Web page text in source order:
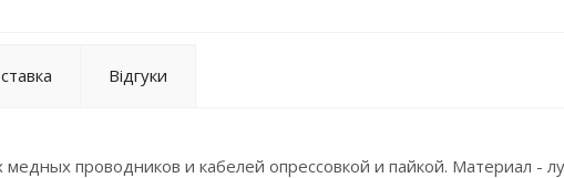
Відгуки
проводников и кабелей опрессовкой и пайкой. Материал -